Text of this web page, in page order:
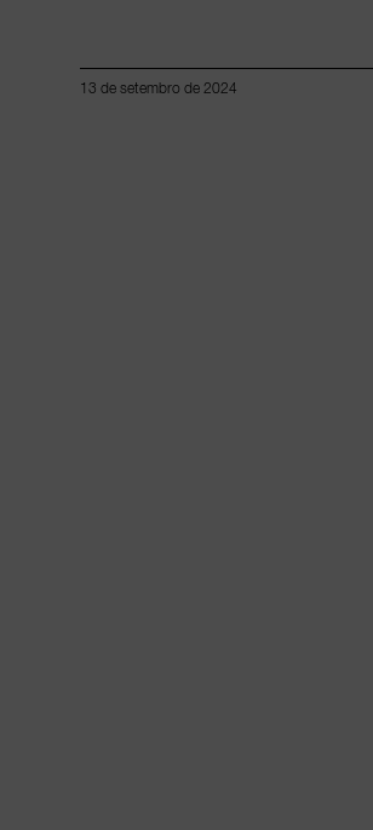
13 de setembro de 2024